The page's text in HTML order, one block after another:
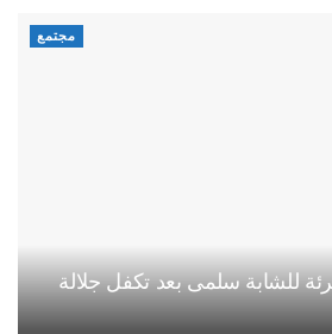
مجتمع
للشابة سلمى بعد تكفل جلالة